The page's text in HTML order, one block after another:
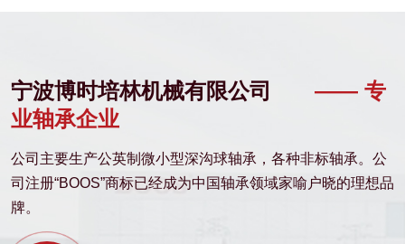
宁波博时培林机械有限公司 —— 专
业轴承企业
公司主要生产公英制微小型深沟球轴承，各种非标轴承。公
司注册“BOOS”商标已经成为中国轴承领域家喻户晓的理想品
牌。